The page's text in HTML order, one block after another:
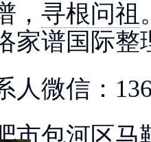
， 寻根问祖
家谱国际整
人微信：
市包河区